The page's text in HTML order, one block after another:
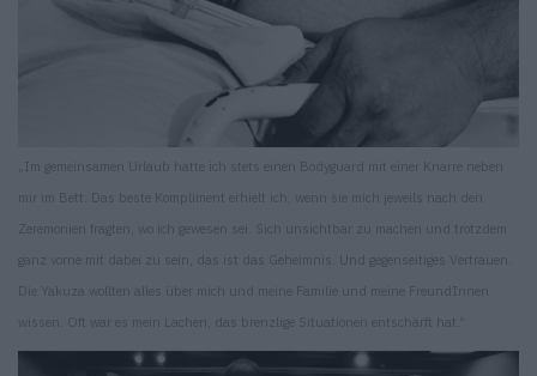
„Im gemeinsamen Urlaub hatte ich stets einen Bodyguard mit einer Knarre neben
mir im Bett. Das beste Kompliment erhielt ich, wenn sie mich jeweils nach den
Zeremonien fragten, wo ich gewesen sei. Sich unsichtbar zu machen und trotzdem
ganz vorne mit dabei zu sein, das ist das Geheimnis. Und gegenseitiges Vertrauen.
Die Yakuza wollten alles über mich und meine Familie und meine FreundInnen
wissen. Oft war es mein Lachen, das brenzlige Situationen entschärft hat.“